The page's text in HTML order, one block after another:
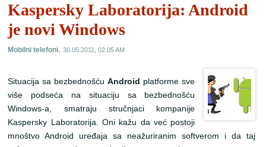
Kaspersky Laboratorija: Android
je novi Windows
Mobilni telefoni,30.05.2011, 02:05 AM
Situacija sa bezbednošćuAndroid platforme sve
više podseća na situaciju sa bezbednošću
Windows-a, smatraju stručnjaci kompanije
Kaspersky Laboratorija. Oni kažu da već postoji
mnoštvo Android uređaja sa neažuriranim softverom i da taj